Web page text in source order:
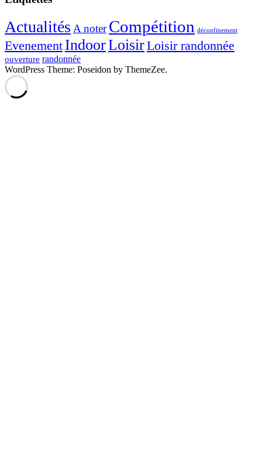
Actualités A noter Compétition déconfinement
Evenement IndoorLoisirLoisir randonnée
ouverture randonnée
WordPress Theme: Poseidon by ThemeZee.